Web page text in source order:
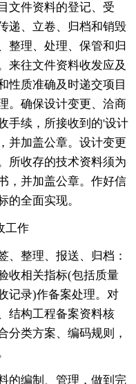
文件资料的登记、受
递、立卷、归档和销毁
整理、处理、保管和归
来往文件资料收发应及
性质准确及时递交项目
。确保设计变更、洽商
手续，所接收到的'设计
并加盖公章。设计变更
所收存的技术资料须为
，并加盖公章。作好信
的全面实现。
工作
、整理、报送、归档：
收相关指标(包括质量
记录)作备案处理。对
结构工程备案资料核
分类方案、编码规则，
的编制、管理，做到完